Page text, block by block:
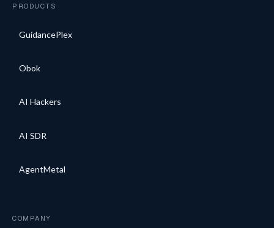
PRODUCTS
GuidancePlex
Obok
AI Hackers
AI SDR
AgentMetal
COMPANY